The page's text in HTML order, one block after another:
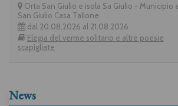
Orta San Giulio e isola Sa Giulio - Municipio
San Giulio Casa Tallone
dal 20.08.2026 al 21.08.2026
Elegia del verme solitario e altre poesie
scapigliate
News